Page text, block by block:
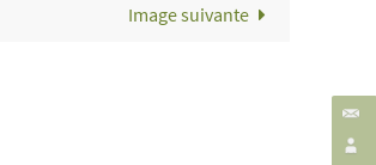
Image suivante